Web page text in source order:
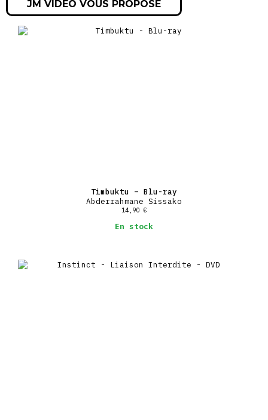
JM VIDEO VOUS PROPOSE
Timbuktu – Blu-ray
Abderrahmane Sissako
14,90 €
En stock